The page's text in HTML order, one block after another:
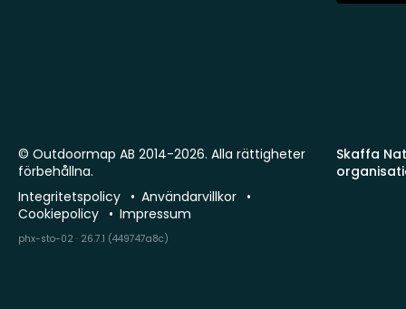
Skaffa
© Outdoormap AB 2014-2026. Alla rättigheter
förbehållna.
Integritetspolicy
Användarvillkor
Cookiepolicy
Impressum
phx-sto-02 · 26.7.1 (449747a8c)